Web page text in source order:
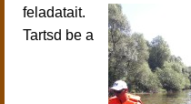
feladatait.
Tartsd be a